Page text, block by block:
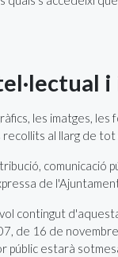
les imatges,
al llarg de
de
contingut
de 16 de
públic estarà